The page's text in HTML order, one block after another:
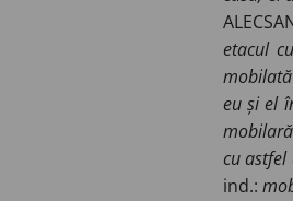
etacul
eu și el
cu astfel
ind.: